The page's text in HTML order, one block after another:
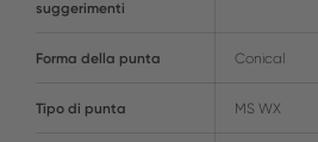
suggerimenti
Forma della punta Conical
Tipo di punta MS WX